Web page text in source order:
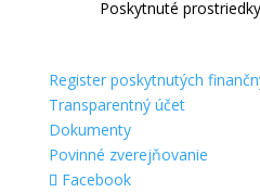
Poskytnuté
Register poskytnutých
Transparentný účet
Dokumenty
Povinné zverejňovanie
Facebook